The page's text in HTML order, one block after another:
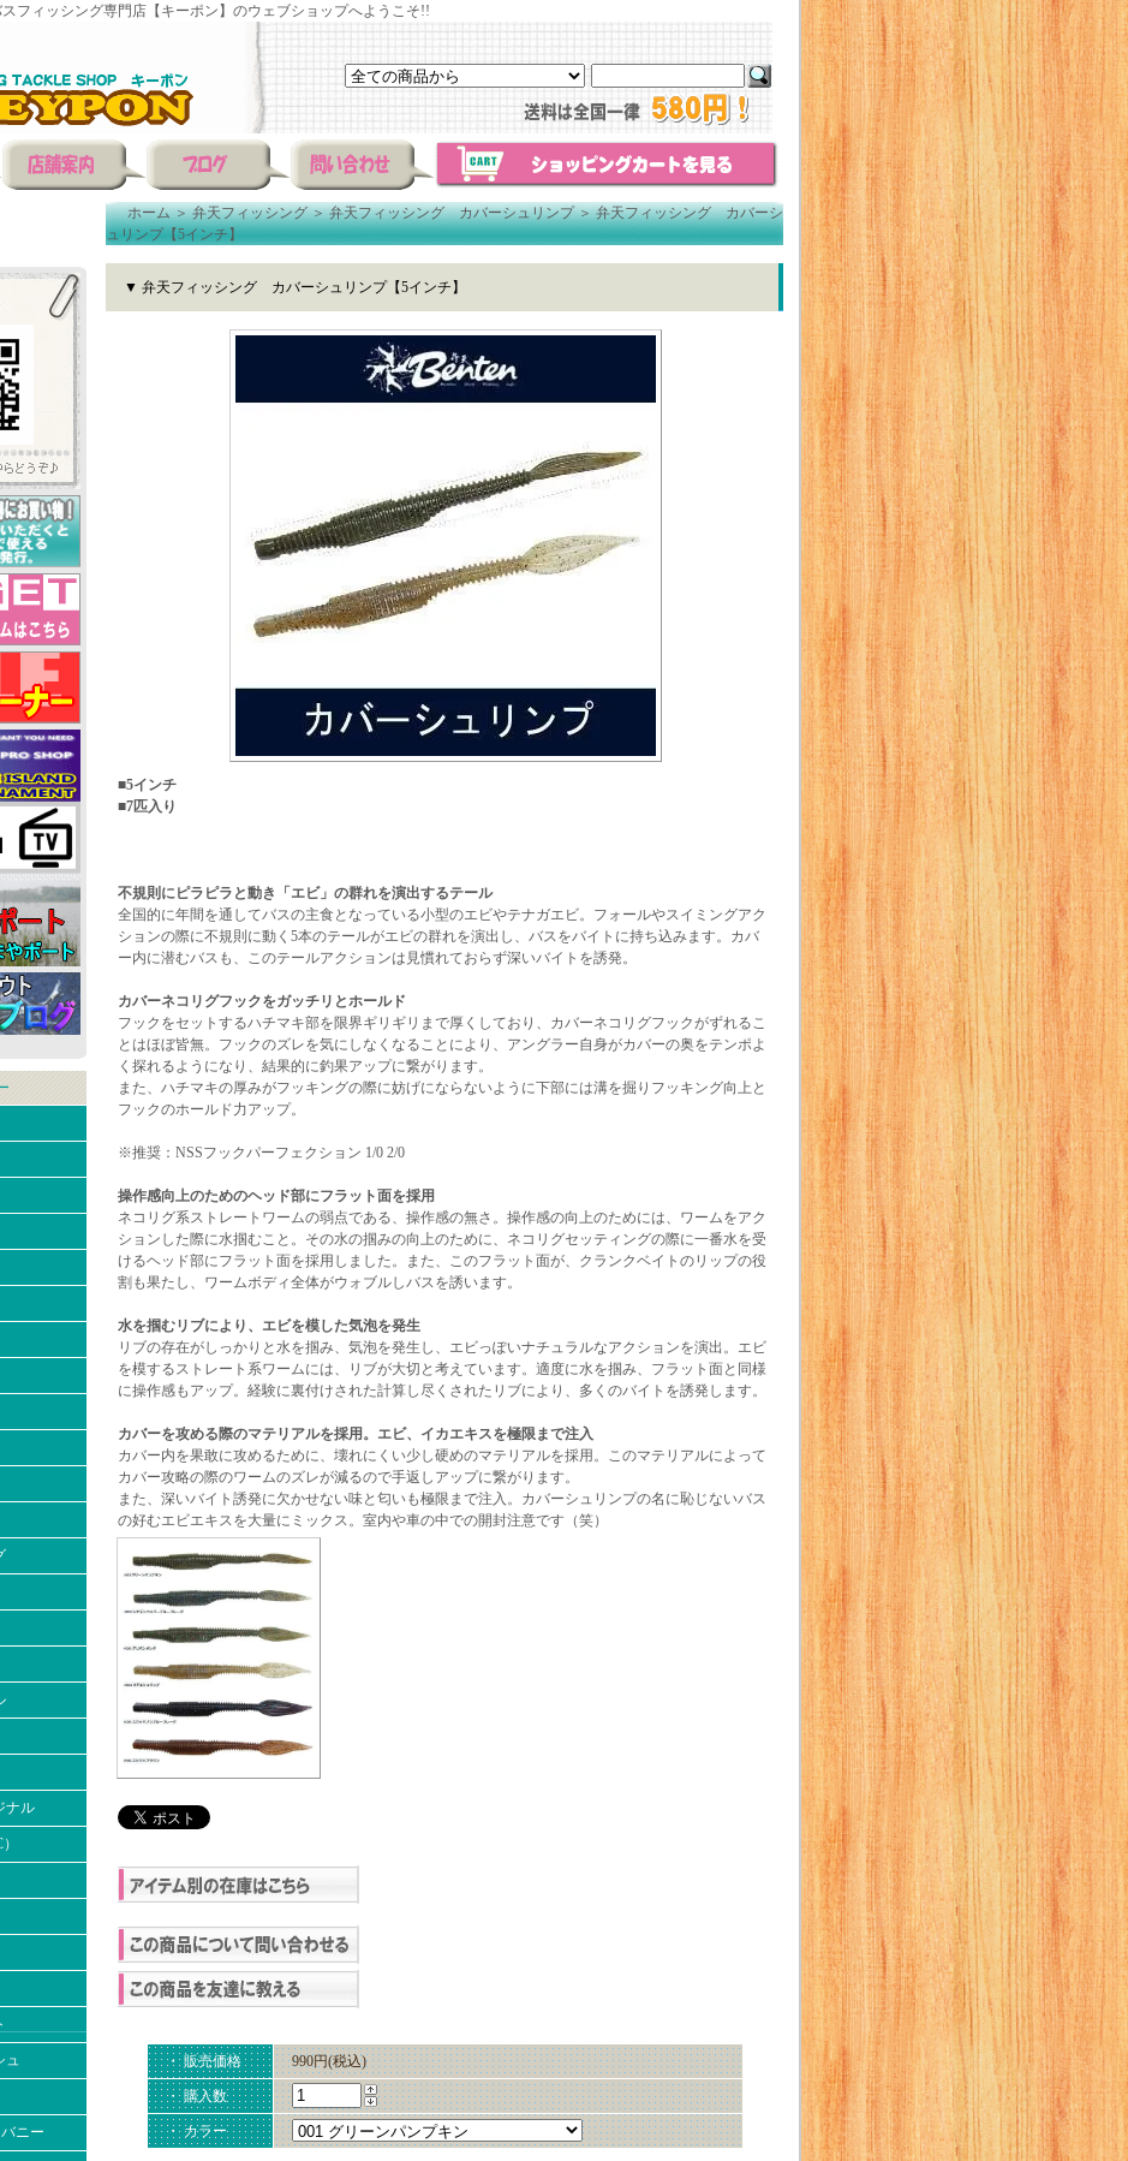
フィッシング専門店【キーポン】のウェブショップへようこそ!!
ナル
ュ
ニー
ホーム＞弁天フィッシング＞弁天フィッシング カバーシュリンプ＞弁天フィッシング カバーシ
ュリンプ【5インチ】
▼ 弁天フィッシング カバーシュリンプ【5インチ】
■5インチ
■7匹入り
不規則にピラピラと動き「エビ」の群れを演出するテール
全国的に年間を通してバスの主食となっている小型のエビやテナガエビ。フォールやスイミングアク
ションの際に不規則に動く5本のテールがエビの群れを演出し、バスをバイトに持ち込みます。カバ
ー内に潜むバスも、このテールアクションは見慣れておらず深いバイトを誘発。
カバーネコリグフックをガッチリとホールド
フックをセットするハチマキ部を限界ギリギリまで厚くしており、カバーネコリグフックがずれるこ
とはほぼ皆無。フックのズレを気にしなくなることにより、アングラー自身がカバーの奥をテンポよ
く探れるようになり、結果的に釣果アップに繋がります。
また、ハチマキの厚みがフッキングの際に妨げにならないように下部には溝を掘りフッキング向上と
フックのホールド力アップ。
※推奨：NSSフックパーフェクション 1/0 2/0
操作感向上のためのヘッド部にフラット面を採用
ネコリグ系ストレートワームの弱点である、操作感の無さ。操作感の向上のためには、ワームをアク
ションした際に水掴むこと。その水の掴みの向上のために、ネコリグセッティングの際に一番水を受
けるヘッド部にフラット面を採用しました。また、このフラット面が、クランクベイトのリップの役
割も果たし、ワームボディ全体がウォブルしバスを誘います。
水を掴むリブにより、エビを模した気泡を発生
リブの存在がしっかりと水を掴み、気泡を発生し、エビっぽいナチュラルなアクションを演出。エビ
を模するストレート系ワームには、リブが大切と考えています。適度に水を掴み、フラット面と同様
に操作感もアップ。経験に裏付けされた計算し尽くされたリブにより、多くのバイトを誘発します。
カバーを攻める際のマテリアルを採用。エビ、イカエキスを極限まで注入
カバー内を果敢に攻めるために、壊れにくい少し硬めのマテリアルを採用。このマテリアルによって
カバー攻略の際のワームのズレが減るので手返しアップに繋がります。
また、深いバイト誘発に欠かせない味と匂いも極限まで注入。カバーシュリンプの名に恥じないバス
の好むエビエキスを大量にミックス。室内や車の中での開封注意です（笑）
・ 販売価格 990円(税込)
・ 購入数
・ カラー